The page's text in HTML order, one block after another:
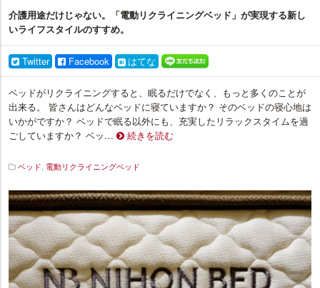
介護用途だけじゃない。「電動リクライニングベッド」が実現する新し
いライフスタイルのすすめ。
Twitter Facebook はてな
ベッドがリクライニングすると、眠るだけでなく、もっと多くのことが
出来る。 皆さんはどんなベッドに寝ていますか？ そのベッドの寝心地は
いかがですか？ ベッドで眠る以外にも、充実したリラックスタイムを過
ごしていますか？ ベッ…
続きを読む
ベッド 電動リクライニングベッド
イ
ン
テ
リ
ア
プ
ラ